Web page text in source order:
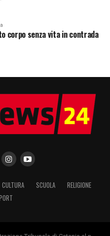
corpo senza vita in contrada
CULTURA SCUOLA
RELIGIONE